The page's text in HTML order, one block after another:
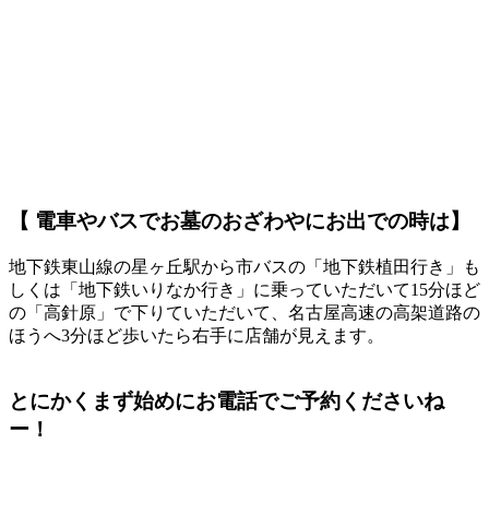
【 電車やバスでお墓のおざわやにお出での時は】
地下鉄東山線の星ヶ丘駅から市バスの「地下鉄植田行き」も
しくは「地下鉄いりなか行き」に乗っていただいて15分ほど
の「高針原」で下りていただいて、名古屋高速の高架道路の
ほうへ3分ほど歩いたら右手に店舗が見えます。
とにかく まず始めにお電話でご予約くださいね
ー！